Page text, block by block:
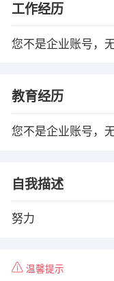
工作经历
您不是企业账号，
教育经历
您不是企业账号，
自我描述
努力
温馨提示